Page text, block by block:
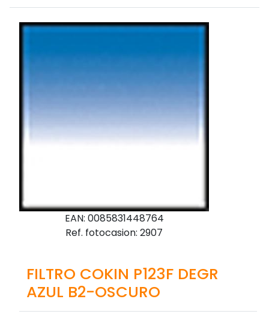
EAN: 0085831448764
Ref. fotocasion: 2907
FILTRO COKIN P123F DEGR
AZUL B2-OSCURO